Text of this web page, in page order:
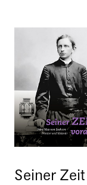
Seiner Zeit